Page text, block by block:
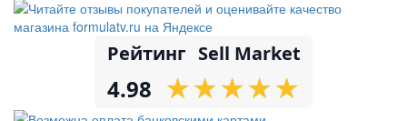
Рейтинг Sell Market
4.98 ★
★★
★★
★★
★★
★